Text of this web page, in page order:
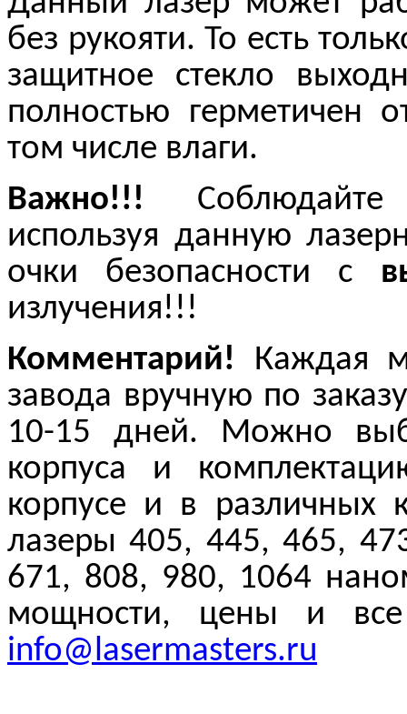
без рукояти. То есть
защитное стекло
полностью герметичен
том числе влаги.
Важно!!!
используя данную
очки безопасности с
излучения!!!
Комментарий! Каждая
завода вручную по
10-15 дней. Можно
корпуса и
корпусе и в различных
лазеры 405, 445, 465,
671, 808, 980, 1064
мощности, цены и
info@lasermasters.ru